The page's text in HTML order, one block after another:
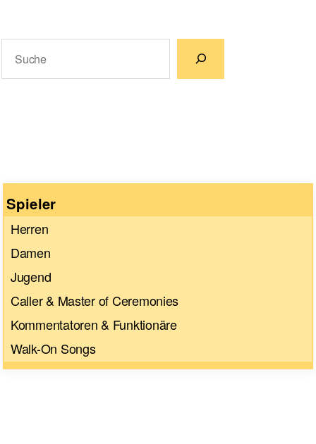
Spieler
Herren
Damen
Jugend
Caller & Master of Ceremonies
Kommentatoren & Funktionäre
Walk-On Songs